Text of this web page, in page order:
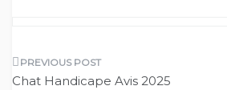
Navigation
Chat Handicape Avis 2025